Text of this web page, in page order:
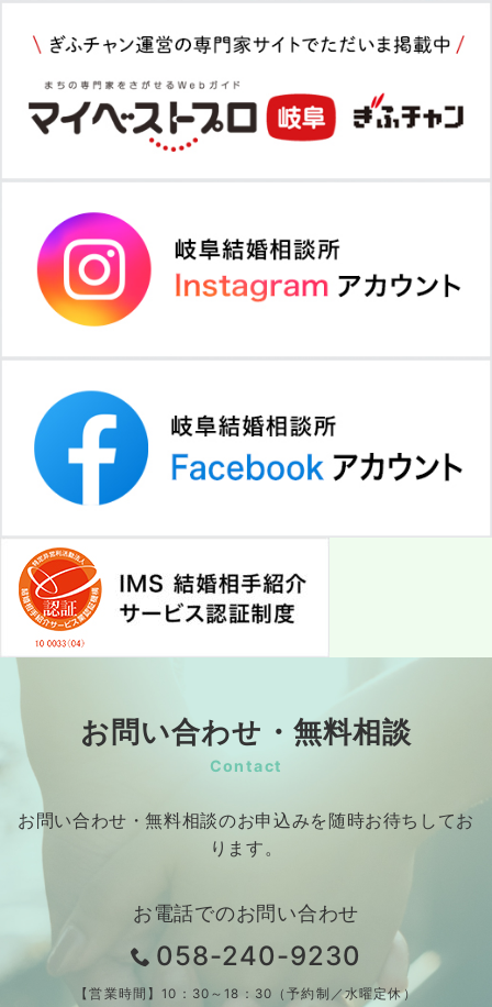
お問い合わせ・無料相談
Contact
お問い合わせ・無料相談のお申込みを随時お待ちしてお
ります。
お電話でのお問い合わせ
058-240-9230
【営業時間】10：30～18：30（予約制／水曜定休）